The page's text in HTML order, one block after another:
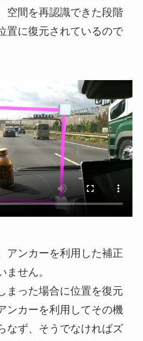
空間を再認識できた段階
置に復元されているので
アンカーを利用した補正
せん。
まった場合に位置を復元
ンカーを利用してその機
なず、そうでなければズ